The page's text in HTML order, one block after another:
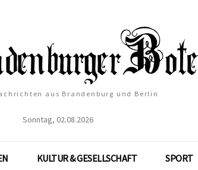
aus Brandenburg und Berlin
Sonntag, 02.08.2026
KULTUR & GESELLSCHAFT SPORT